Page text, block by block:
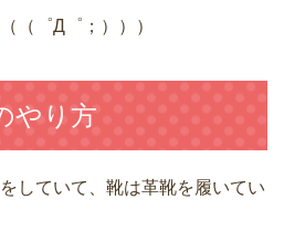
（゜Д゜；）））
やり方
していて、靴は革靴を履いてい